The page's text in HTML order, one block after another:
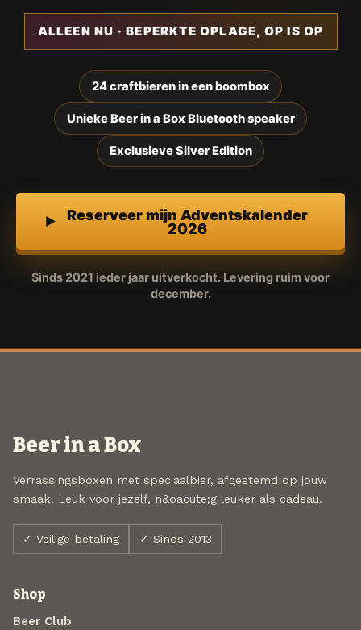
ALLEEN NU · BEPERKTE OPLAGE, OP IS OP
24 craftbieren in een boombox
Unieke Beer in a Box Bluetooth speaker
Exclusieve Silver Edition
Reserveer mijn Adventskalender
2026
Sinds 2021 ieder jaar uitverkocht. Levering ruim voor
december.
Beer in a Box
Verrassingsboxen met speciaalbier, afgestemd op jouw
smaak. Leuk voor jezelf, n&oacute;g leuker als cadeau.
✓ Veilige betaling ✓ Sinds 2013
Shop
Beer Club